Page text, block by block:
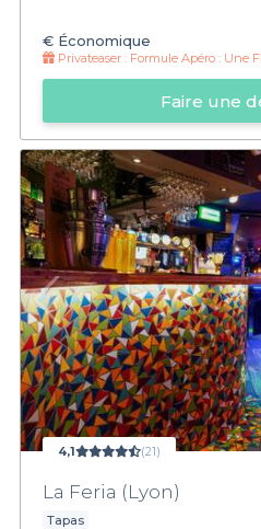
€ Économique
Privateaser : Formule Apéro : Une
Faire une
4,1 (21)
La Feria (Lyon)
Tapas